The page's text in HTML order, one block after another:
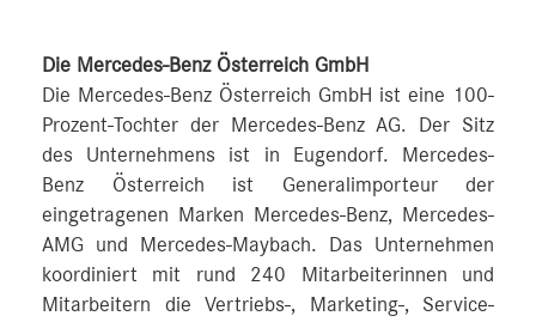
Die Mercedes-Benz Österreich GmbH
Die Mercedes-Benz Österreich GmbH ist eine 100-
Prozent-Tochter der Mercedes-Benz AG. Der Sitz
des Unternehmens ist in Eugendorf. Mercedes-
Benz Österreich ist Generalimporteur der
eingetragenen Marken Mercedes-Benz, Mercedes-
AMG und Mercedes-Maybach. Das Unternehmen
koordiniert mit rund 240 Mitarbeiterinnen und
Mitarbeitern die Vertriebs-, Marketing-, Service-